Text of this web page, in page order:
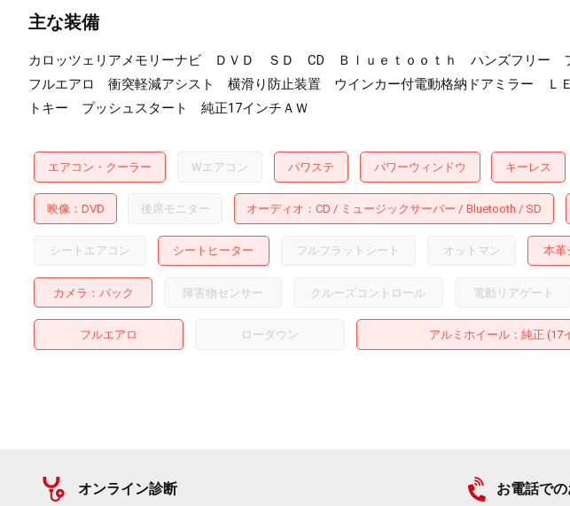
主な装備
カロッツェリアメモリーナビ ＤＶＤ ＳＤ CD Ｂｌｕｅｔｏｏｔｈ ハンズフリー
フルエアロ 衝突軽減アシスト 横滑り防止装置 ウインカー付電動格納ドアミラー
トキー プッシュスタート 純正17インチＡＷ
エアコン・クーラー Wエアコン パワステ パワーウィンドウ キーレス
映像 DVD 後席モニター オーディオ CD ミュージックサーバー Bluetooth SD
シートエアコン シートヒーター フルフラットシート オットマン 本革
カメラ バック 障害物センサー クルーズコントロール 電動リアゲート
フルエアロ ローダウン アルミホイール：純正 (17
オンライン診断 お電話で